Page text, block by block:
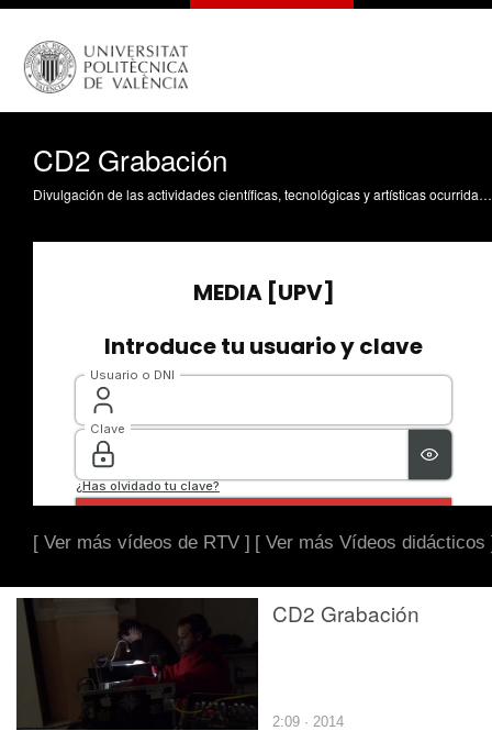
CD2 Grabación
Divulgación de las actividades científicas, tecnológicas y artísticas ocurridas en los tres campus de la UPV
[ Ver más vídeos de RTV ] [ Ver más Vídeos didácticos
CD2 Grabación
2:09 · 2014